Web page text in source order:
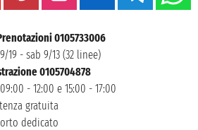
0105733006
19 - sab 9/13 (32 linee)
0105704878
- 12:00 e 15:00 - 17:00
gratuita
dedicato